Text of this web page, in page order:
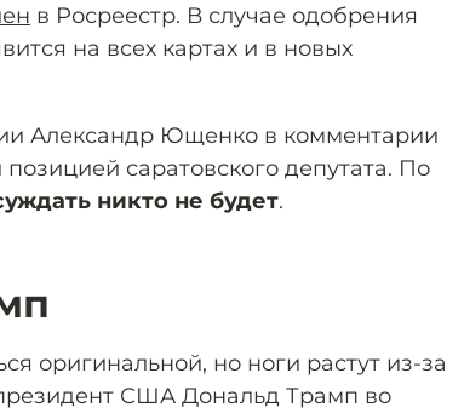
в Росреестр. В случае одобрения
на всех картах и в новых
Александр Ющенко в комментарии
позицией саратовского депутата. По
никто не будет.
оригинальной, но ноги растут из-за
США Дональд Трамп во